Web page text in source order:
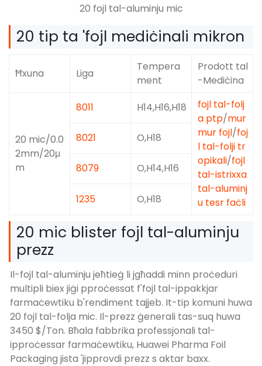
20 fojl tal-aluminju mic
20 tip ta 'fojl mediċinali mikron
Ħxuna Liga
Tempera
ment
Prodott tal
-Mediċina
20 mic/0.0
2mm/20μ
m
8011 H14,H16,H18
fojl tal-folj
a ptp/mur
mur fojl/foj
l tal-folji tr
opikali/fojl
tal-istrixxa
tal-aluminj
u tesr faċli
8021 O,H18
8079 O,H14,H16
1235 O,H18
20 mic blister fojl tal-aluminju
prezz
Il-fojl tal-aluminju jeħtieġ li jgħaddi minn proċeduri
multipli biex jiġi pproċessat f'fojl tal-ippakkjar
farmaċewtiku b'rendiment tajjeb. It-tip komuni huwa
20 fojl tal-folja mic. Il-prezz ġenerali tas-suq huwa
3450 $/Ton. Bħala fabbrika professjonali tal-
ipproċessar farmaċewtiku, Huawei Pharma Foil
Packaging jista 'jipprovdi prezz s aktar baxx.